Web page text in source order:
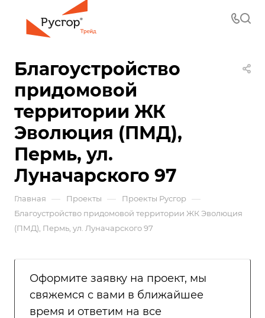
Благоустройство
придомовой
территории ЖК
Эволюция (ПМД),
Пермь, ул.
Луначарского 97
Главная — Проекты — Проекты Русгор —
Благоустройство придомовой территории ЖК Эволюция
(ПМД), Пермь, ул. Луначарского 97
Оформите заявку на проект, мы
свяжемся с вами в ближайшее
время и ответим на все